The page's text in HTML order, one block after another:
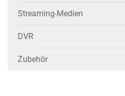
Streaming-Medien
DVR
Zubehör